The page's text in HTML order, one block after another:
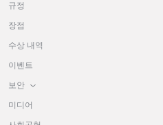
규정
장점
수상 내역
이벤트
보안
미디어